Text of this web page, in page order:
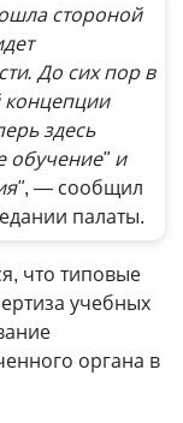
стороной
До сих пор в
концепции
здесь
обучение" и
, — сообщил
палаты.
что типовые
учебных
органа в